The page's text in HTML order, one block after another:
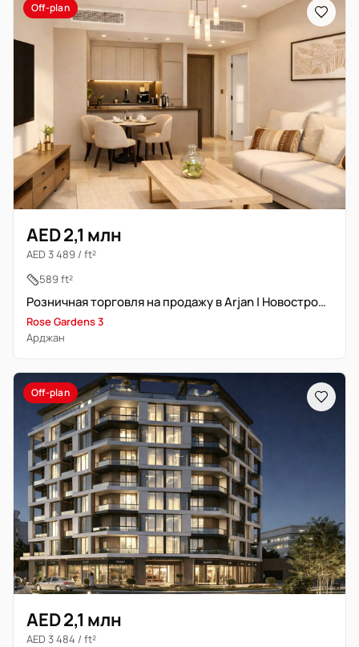
Off-plan
AED 2,1 млн
AED 3 489 / ft²
589 ft²
Розничная торговля на продажу в Arjan | Новостройка
Rose Gardens 3
Арджан
Off-plan
AED 2,1 млн
AED 3 484 / ft²